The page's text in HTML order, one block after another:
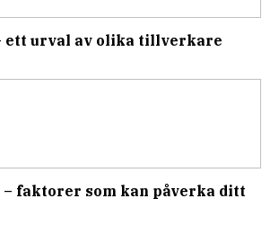
ett urval av olika tillverkare
– faktorer som kan påverka ditt